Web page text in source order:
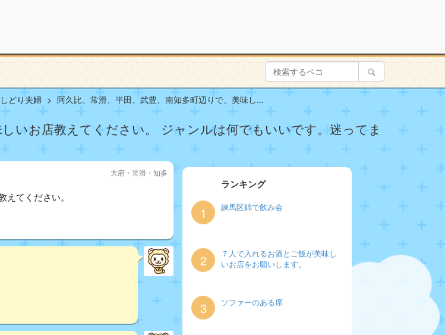
どり夫婦 阿久比、常滑、半田、武豊、南知多町辺りで、美味し...
いお店教えてください。 ジャンルは何でもいいです。迷ってま
大府・常滑・知多
てください。
ランキング
1 練馬区錦で飲み会
2
７人で入れるお酒とご飯が美味し
いお店をお願いします。
3 ソファーのある席